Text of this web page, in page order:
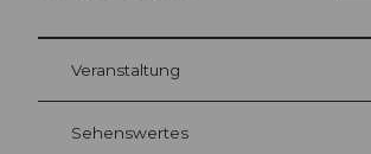
Veranstaltung
Sehenswertes